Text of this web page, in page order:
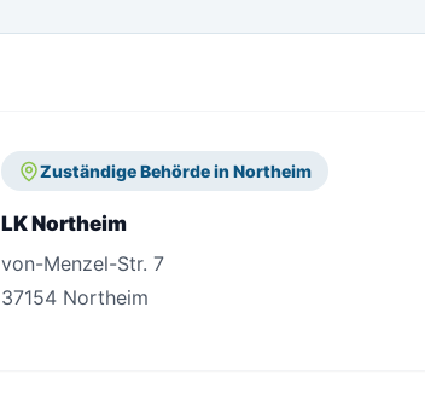
Zuständige Behörde in Northeim
LK Northeim
von-Menzel-Str. 7
37154 Northeim